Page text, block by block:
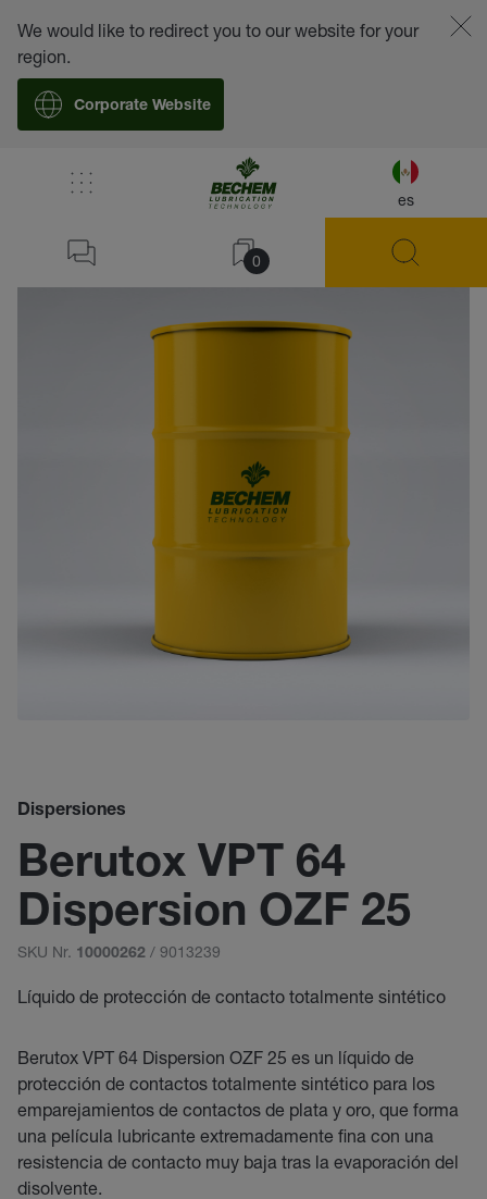
es
0
We would like to redirect you to our website for your
region.
Corporate Website
Dispersiones
Berutox VPT 64
Dispersion OZF 25
SKU Nr. 10000262 / 9013239
Líquido de protección de contacto totalmente sintético
Berutox VPT 64 Dispersion OZF 25 es un líquido de
protección de contactos totalmente sintético para los
emparejamientos de contactos de plata y oro, que forma
una película lubricante extremadamente fina con una
resistencia de contacto muy baja tras la evaporación del
disolvente.